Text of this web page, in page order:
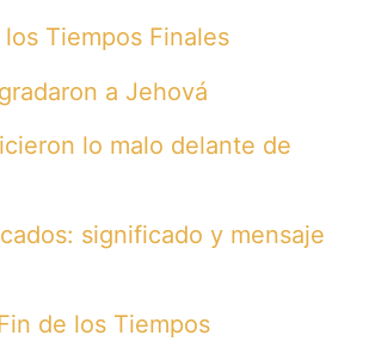
Tiempos Finales
a Jehová
lo malo delante de
significado y mensaje
de los Tiempos